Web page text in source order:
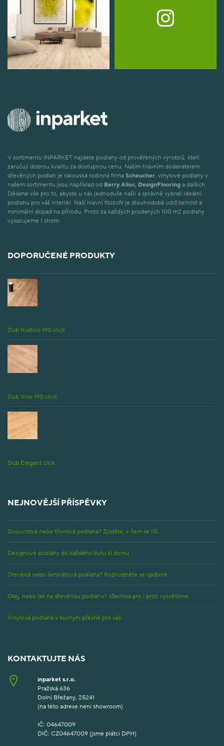
V sortimentu INPARKET najdete podlahy od prověřených výrobců, kteří
zaručují dobrou kvalitu za dostupnou cenu. Naším hlavním dodavatelem
dřevěných podlah je rakouská rodinná firma Scheucher, vinylové podlahy v
našem sortimentu jsou například od Berry Alloc, DesignFlooring a dalších.
Děláme vše pro to, abyste u nás jednoduše našli a správně vybrali ideální
podlahu pro váš interiér. Naší hlavní filozofií je dlouhodobá udržitelnost a
minimální dopad na přírodu. Proto za každých prodaných 100 m2 podlahy
vysazujeme 1 strom.
DOPORUČENÉ PRODUKTY
Dub Rustico 190 click
Dub Vivo 190 click
Dub Elegant click
NEJNOVĚJŠÍ PŘÍSPĚVKY
Dvouvrstvá nebo třívrstvá podlaha? Zjistěte, v čem se liší
Designové podlahy do každého bytu či domu
Dřevěná nebo laminátová podlaha? Rozhodněte se správně
Olej, nebo lak na dřevěnou podlahu? Všechna pro i proti vysvětlíme
Vinylová podlaha v kuchyni přesně pro vás
KONTAKTUJTE NÁS
inparket s.r.o.
Pražská 636
Dolní Břežany, 25241
(na této adrese není showroom)
IČ: 04647009
DIČ: CZ04647009 (jsme plátci DPH)